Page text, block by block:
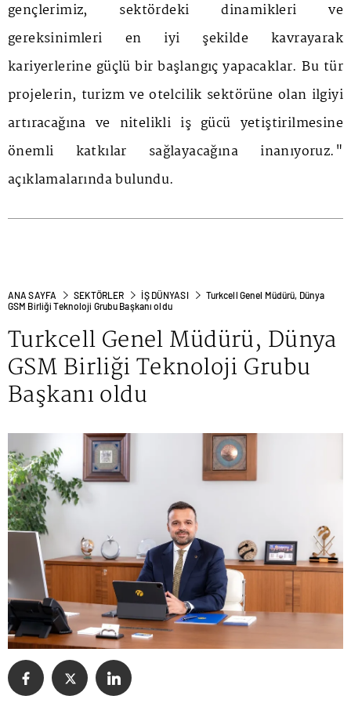
gençlerimiz, sektördeki dinamikleri ve
gereksinimleri en iyi şekilde kavrayarak
kariyerlerine güçlü bir başlangıç yapacaklar. Bu tür
projelerin, turizm ve otelcilik sektörüne olan ilgiyi
artıracağına ve nitelikli iş gücü yetiştirilmesine
önemli katkılar sağlayacağına inanıyoruz."
açıklamalarında bulundu.
ANA SAYFA SEKTÖRLER İŞ DÜNYASI
Turkcell Genel Müdürü, Dünya
GSM Birliği Teknoloji Grubu Başkanı oldu
Turkcell Genel Müdürü, Dünya
GSM Birliği Teknoloji Grubu
Başkanı oldu